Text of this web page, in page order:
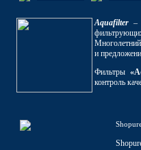
Aquafilter–
и
Фильтры
контроль